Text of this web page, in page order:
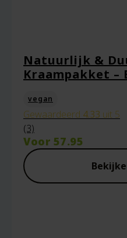
Natuurlijk &
Kraampakket –
vegan
Gewaardeerd 4.33 uit 5
(3)
Voor 57.95